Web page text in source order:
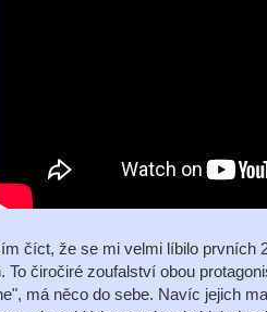
číct, že se mi velmi líbilo prvních
To čiročiré zoufalství obou
má něco do sebe. Navíc jejich